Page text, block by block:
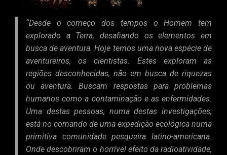
“Desde o começo dos tempos o Homem tem
explorado a Terra, desafiando os elementos em
busca de aventura. Hoje temos uma nova espécie de
aventureiros, os cientistas. Estes exploram as
regiões desconhecidas, não em busca de riquezas
ou aventura. Buscam respostas para problemas
humanos como a contaminação e as enfermidades.
Uma destas pessoas, numa destas investigações,
está no comando de uma expedição ecológica numa
primitiva comunidade pesqueira latino-americana.
Onde descobriram o horrível efeito da radioatividade,